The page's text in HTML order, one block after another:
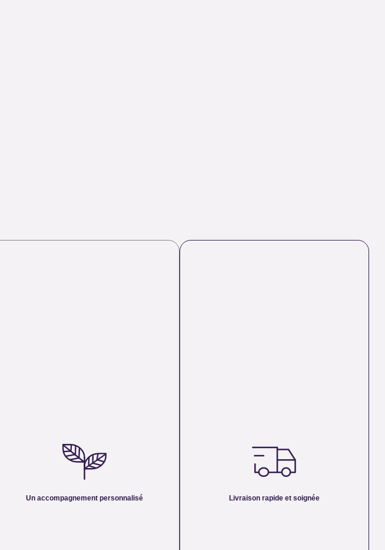
Un accompagnement personnalisé
Nous sélectionnons rigoureusement nos minéraux
pour vous offrir des pierres 100 % naturelles, non
traitées et chargées d’une énergie pure. Chaque
authenticité afin de vous garantir un produit à la
Livraison rapide et soignée
Nous préparons chaque commande avec amour et
attention, en respectant la nature énergétique des
soin pour qu’il vous parvienne en parfait état, prêt à
vous accompagner au quotidien.